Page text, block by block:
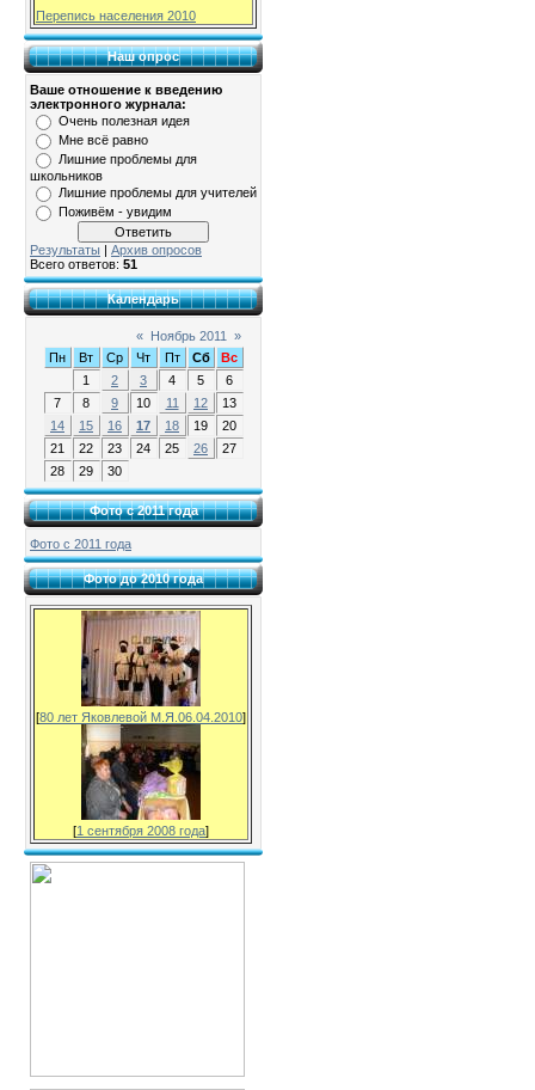
Перепись населения 2010
Наш опрос
Ваше отношение к введению
электронного журнала:
Очень полезная идея
Мне всё равно
Лишние проблемы для
школьников
Лишние проблемы для учителей
Поживём - увидим
Результаты
Архив опросов
Всего ответов: 51
Календарь
« Ноябрь 2011 »
Пн
Вт Ср Чт Пт Сб
Вс
1
2 3 4 5
6
7
8 9 10 11 12
13
14
15 16 17 18 19
20
21
22 23 24 25 26
27
28
29 30
Фото с 2011 года
Фото с 2011 года
Фото до 2010 года
[80 лет Яковлевой М.Я.06.04.2010]
[1 сентября 2008 года]